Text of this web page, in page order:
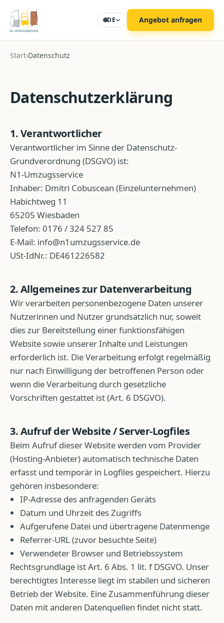
Zum Hauptinhalt
🌐DE Angebot anfragen
Start›Datenschutz
Datenschutzerklärung
1. Verantwortlicher
Verantwortlicher im Sinne der Datenschutz-
Grundverordnung (DSGVO) ist:
N1-Umzugsservice
Inhaber: Dmitri Cobuscean (Einzelunternehmen)
Habichtweg 11
65205 Wiesbaden
Telefon: 0176 / 324 527 85
E-Mail: info@n1umzugsservice.de
USt-IdNr.: DE461226582
2. Allgemeines zur Datenverarbeitung
Wir verarbeiten personenbezogene Daten unserer
Nutzerinnen und Nutzer grundsätzlich nur, soweit
dies zur Bereitstellung einer funktionsfähigen
Website sowie unserer Inhalte und Leistungen
erforderlich ist. Die Verarbeitung erfolgt regelmäßig
nur nach Einwilligung der betroffenen Person oder
wenn die Verarbeitung durch gesetzliche
Vorschriften gestattet ist (Art. 6 DSGVO).
3. Aufruf der Website / Server-Logfiles
Beim Aufruf dieser Website werden vom Provider
(Hosting-Anbieter) automatisch technische Daten
erfasst und temporär in Logfiles gespeichert. Hierzu
gehören insbesondere:
IP-Adresse des anfragenden Geräts
Datum und Uhrzeit des Zugriffs
Aufgerufene Datei und übertragene Datenmenge
Referrer-URL (zuvor besuchte Seite)
Verwendeter Browser und Betriebssystem
Rechtsgrundlage ist Art. 6 Abs. 1 lit. f DSGVO. Unser
berechtigtes Interesse liegt im stabilen und sicheren
Betrieb der Website. Eine Zusammenführung dieser
Daten mit anderen Datenquellen findet nicht statt.